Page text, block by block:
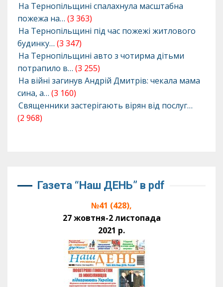
На Тернопільщині спалахнула масштабна
пожежа на… (3 363)
На Тернопільщині під час пожежі житлового
будинку… (3 347)
На Тернопільщині авто з чотирма дітьми
потрапило в… (3 255)
На війні загинув Андрій Дмитрів: чекала мама
сина, а… (3 160)
Священники застерігають вірян від послуг…
(2 968)
Газета “Наш ДЕНЬ” в pdf
№41 (428),
27 жовтня-2 листопада
2021 р.